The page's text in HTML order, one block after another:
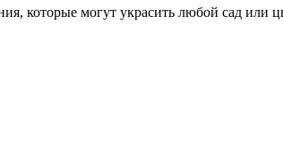
которые могут украсить любой сад или